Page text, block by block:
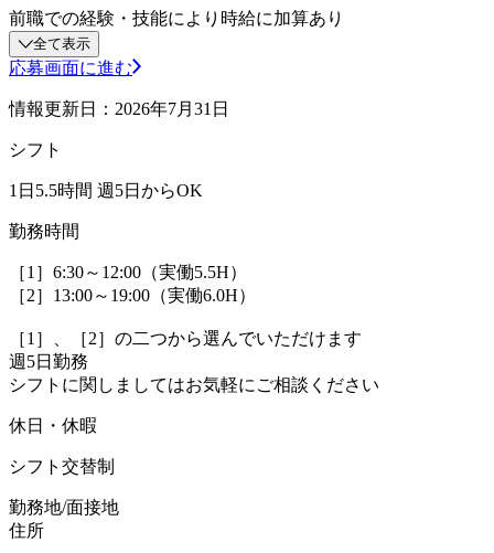
前職での経験・技能により時給に加算あり
全て表示
応募画面に進む
情報更新日：2026年7月31日
シフト
1日5.5時間 週5日からOK
勤務時間
［1］6:30～12:00（実働5.5H）
［2］13:00～19:00（実働6.0H）
［1］、［2］の二つから選んでいただけます
週5日勤務
シフトに関しましてはお気軽にご相談ください
休日・休暇
シフト交替制
勤務地/面接地
住所